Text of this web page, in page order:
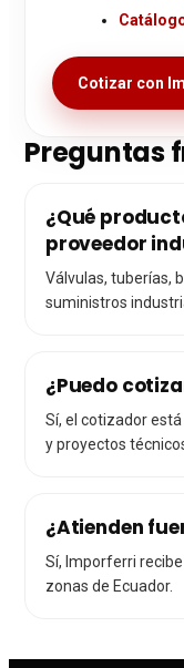
Cotizar con
Preguntas
¿Qué
proveedor
Válvulas, tuberías,
suministros
¿Puedo
Sí, el cotizador
y proyectos
¿Atienden
Sí, Imporferri
zonas de Ecuador.